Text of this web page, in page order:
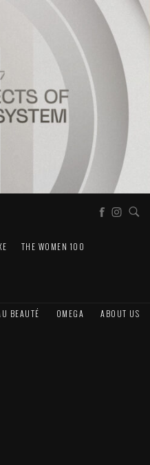
THE WOMEN 100
BEAUTÉ OMEGA ABOUT US